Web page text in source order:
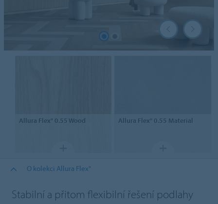
Allura Flex" 0.55 Wood Allura Flex" 0.55 Material
O kolekci Allura Flex"
Stabilní a přitom flexibilní řešení podlahy